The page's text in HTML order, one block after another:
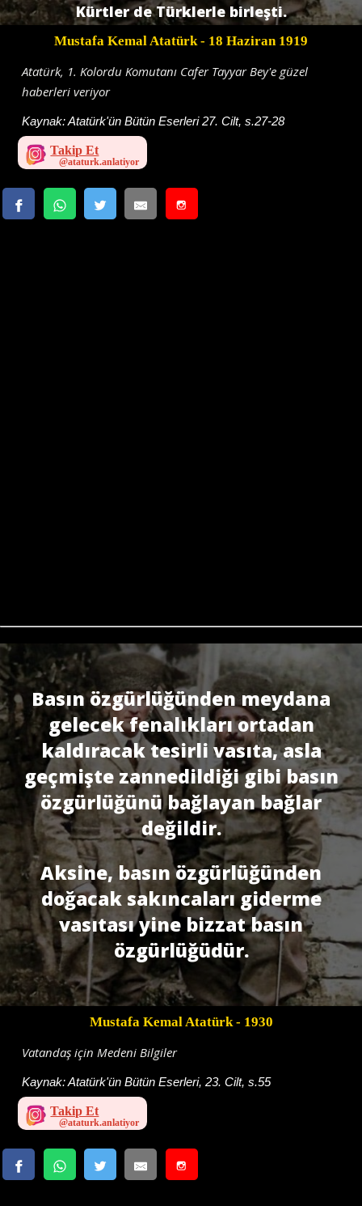
Kürtler de Türklerle birleşti.
Mustafa Kemal Atatürk- 18 Haziran 1919
Atatürk, 1. Kolordu Komutanı Cafer Tayyar Bey'e güzel
haberleri veriyor
Kaynak:Atatürk'ün Bütün Eserleri 27. Cilt, s.27-28
Takip Et
Basın özgürlüğünden meydana
gelecek fenalıkları ortadan
kaldıracak tesirli vasıta, asla
geçmişte zannedildiği gibi basın
özgürlüğünü bağlayan bağlar
değildir.
Aksine, basın özgürlüğünden
doğacak sakıncaları giderme
vasıtası yine bizzat basın
özgürlüğüdür.
Mustafa Kemal Atatürk- 1930
Vatandaş için Medeni Bilgiler
Kaynak:Atatürk'ün Bütün Eserleri, 23. Cilt, s.55
Takip Et